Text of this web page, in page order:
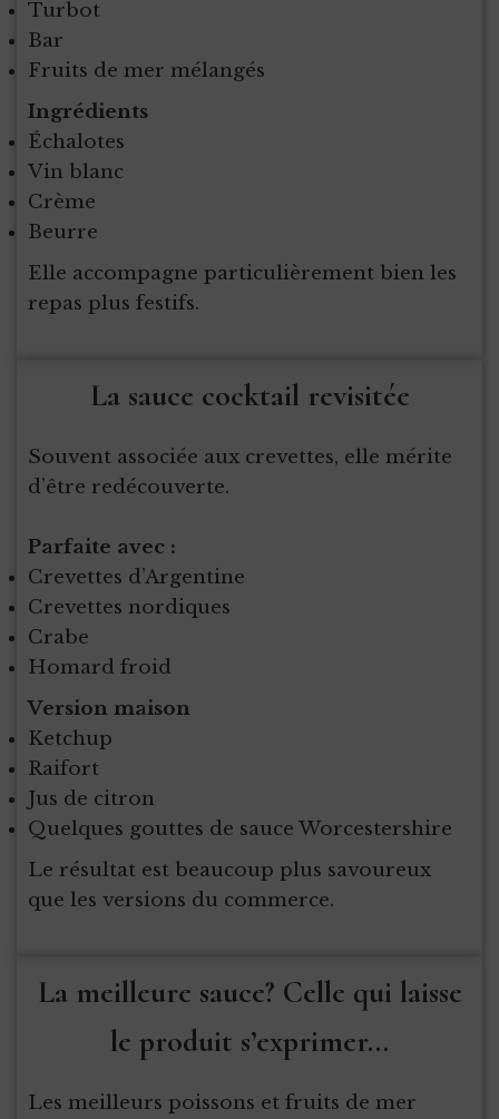
Turbot
Bar
Fruits de mer mélangés
Ingrédients
Échalotes
Vin blanc
Crème
Beurre
Elle accompagne particulièrement bien les
repas plus festifs.
La sauce cocktail revisitée
Souvent associée aux crevettes, elle mérite
d’être redécouverte.
Parfaite avec :
Crevettes d’Argentine
Crevettes nordiques
Crabe
Homard froid
Version maison
Ketchup
Raifort
Jus de citron
Quelques gouttes de sauce Worcestershire
Le résultat est beaucoup plus savoureux
que les versions du commerce.
La meilleure sauce? Celle qui laisse
le produit s’exprimer…
Les meilleurs poissons et fruits de mer